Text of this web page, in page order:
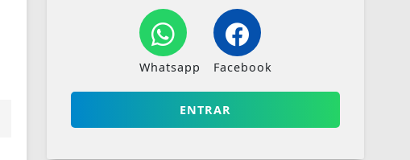
Whatsapp Facebook
ENTRAR